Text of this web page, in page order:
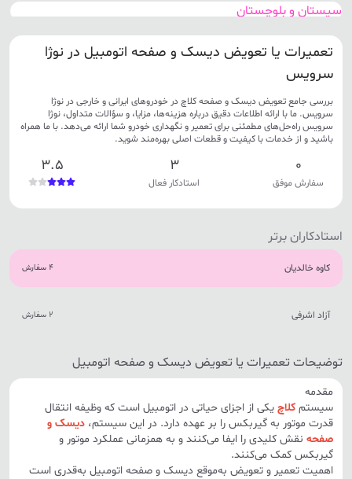
سیستان و بلوچستان
اصفهان
مرکزی
گلستان
تهران
تعمیرات یا تعویض دیسک و صفحه اتومبیل در نوژا
سرویس
بررسی جامع تعویض دیسک و صفحه کلاچ در خودروهای ایرانی و خارجی در نوژا
سرویس. ما با ارائه اطلاعات دقیق درباره هزینه‌ها، مزایا، و سؤالات متداول، نوژا
سرویس راه‌حل‌های مطمئنی برای تعمیر و نگهداری خودرو شما ارائه می‌دهد. با ما همراه
باشید و از خدمات با کیفیت و قطعات اصلی بهره‌مند شوید.
0
سفارش موفق
3
استادکار فعال
3.5
استادکاران برتر
کاوه خالدیان 4 سفارش
آزاد اشرفی 2 سفارش
توضیحات تعمیرات یا تعویض دیسک و صفحه اتومبیل
مقدمه
سیستم کلاچ یکی از اجزای حیاتی در اتومبیل است که وظیفه انتقال
قدرت موتور به گیربکس را بر عهده دارد. در این سیستم، دیسک و
صفحه نقش کلیدی را ایفا می‌کنند و به همزمانی عملکرد موتور و
گیربکس کمک می‌کنند.
اهمیت تعمیر و تعویض به‌موقع دیسک و صفحه اتومبیل به‌قدری است